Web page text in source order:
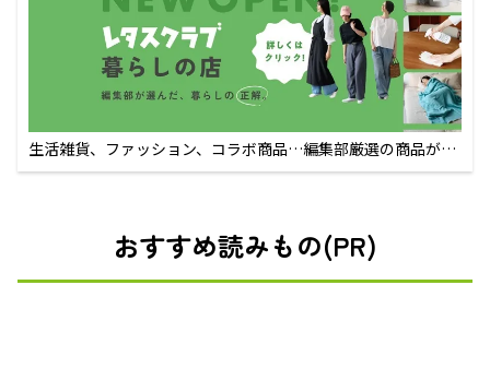
生活雑貨、ファッション、コラボ商品…編集部厳選の商品が買
えるECサイト
おすすめ読みもの(PR)